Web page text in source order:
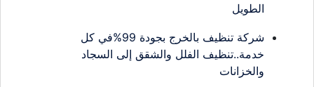
الطويل
شركة تنظيف بالخرج بجودة 99%في كل
خدمة..تنظيف الفلل والشقق إلى السجاد
والخزانات